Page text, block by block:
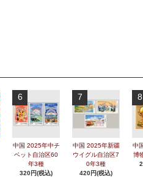
6
中国 2025年中チ
ベット自治区60
年3種
320円(税込)
7
中国 2025年新疆
ウイグル自治区7
0年3種
420円(税込)
8
中
博